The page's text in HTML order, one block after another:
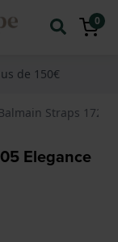
0
de 150€
Straps
Elegance